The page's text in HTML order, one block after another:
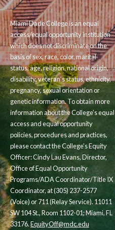
Miami Dade College is an equal
access/equal opportunity institution
which does not discriminate on the
basis of sex, race, color, marital
status, age, religion, national origin,
disability, veteran’s status, ethnicity,
pregnancy, sexual orientation or
genetic information. To obtain more
information about the College’s equal
access and equal opportunity
policies, procedures and practices,
please contact the College’s Equity
Officer: Cindy Lau Evans, Director,
Office of Equal Opportunity
Programs/ADA Coordinator/Title IX
Coordinator, at (305) 237-2577
(Voice) or 711 (Relay Service). 11011
SW 104 St., Room 1102-01; Miami, FL
33176.EquityOff@mdc.edu